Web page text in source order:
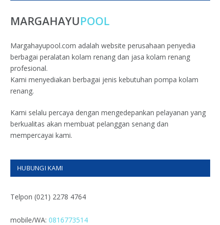
MARGAHAYUPOOL
Margahayupool.com adalah website perusahaan penyedia
berbagai peralatan kolam renang dan jasa kolam renang
profesional.
Kami menyediakan berbagai jenis kebutuhan pompa kolam
renang.
Kami selalu percaya dengan mengedepankan pelayanan yang
berkualitas akan membuat pelanggan senang dan
mempercayai kami.
HUBUNGI KAMI
Telpon (021) 2278 4764
mobile/WA: 0816773514